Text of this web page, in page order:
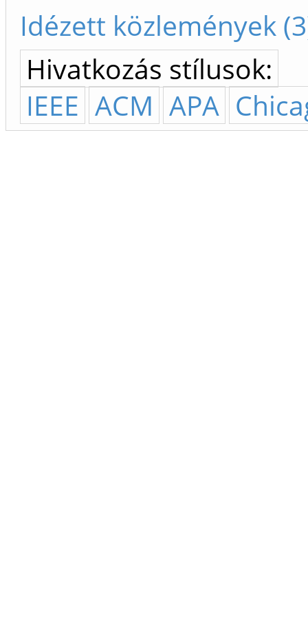
Idézett közlemények
Hivatkozás stílusok:
IEEE ACM APA